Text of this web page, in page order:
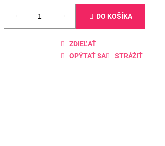
DO KOŠÍKA
OPÝTAŤ SA STRÁŽIŤ
ZDIEĽAŤ